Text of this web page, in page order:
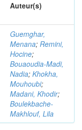
Auteur(s)
Guemghar,
Menana; Remini,
Hocine;
Bouaoudia-Madi,
Nadia; Khokha,
Mouhoubi;
Madani, Khodir;
Boulekbache-
Makhlouf, Lila